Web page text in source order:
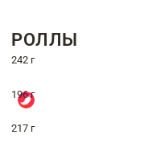
РОЛЛЫ
242 г
196 г
217 г